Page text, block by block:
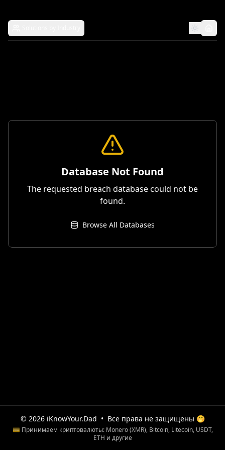
Database Not Found
The requested breach database could not be
found.
Browse All Databases
© 2026 iKnowYour.Dad • Все права не защищены 🤭
💳 Принимаем криптовалюты: Monero (XMR), Bitcoin, Litecoin, USDT,
ETH и другие